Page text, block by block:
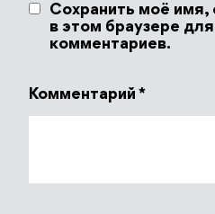
Сохранить моё имя,
в этом браузере
комментариев.
Комментарий *